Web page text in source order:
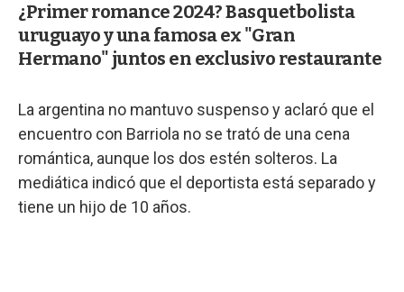
¿Primer romance 2024? Basquetbolista
uruguayo y una famosa ex "Gran
Hermano" juntos en exclusivo restaurante
La argentina no mantuvo suspenso y aclaró que el
encuentro con Barriola no se trató de una cena
romántica, aunque los dos estén solteros. La
mediática indicó que el deportista está separado y
tiene un hijo de 10 años.